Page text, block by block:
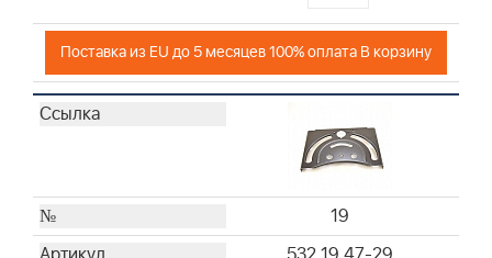
Поставка из EU до 5 месяцев 100% оплата В корзину
19